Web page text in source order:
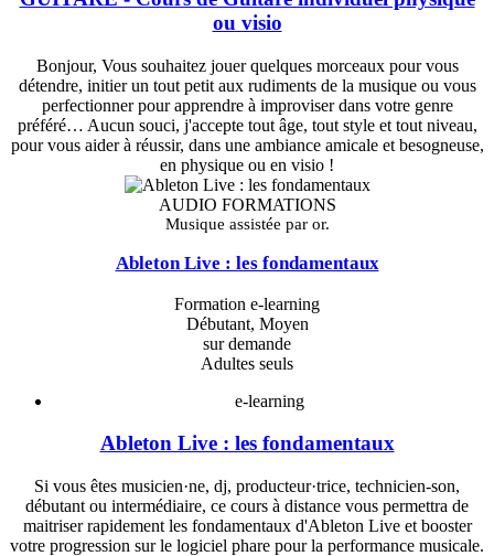
ou visio
Bonjour, Vous souhaitez jouer quelques morceaux pour vous
détendre, initier un tout petit aux rudiments de la musique ou vous
perfectionner pour apprendre à improviser dans votre genre
préféré… Aucun souci, j'accepte tout âge, tout style et tout niveau,
pour vous aider à réussir, dans une ambiance amicale et besogneuse,
en physique ou en visio !
AUDIO FORMATIONS
Musique assistée par or.
Ableton Live : les fondamentaux
Formation e-learning
Débutant, Moyen
sur demande
Adultes seuls
e-learning
Ableton Live : les fondamentaux
​Si vous êtes musicien·ne, dj, producteur·trice, technicien-son,
débutant ou intermédiaire, ce cours à distance vous permettra de
maitriser rapidement les fondamentaux d'Ableton Live et booster
votre progression sur le logiciel phare pour la performance musicale.